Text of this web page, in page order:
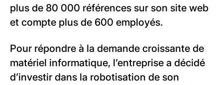
plus de 80 000 références sur son site web
et compte plus de 600 employés.
Pour répondre à la demande croissante de
matériel informatique, l’entreprise a décidé
d’investir dans la robotisation de son